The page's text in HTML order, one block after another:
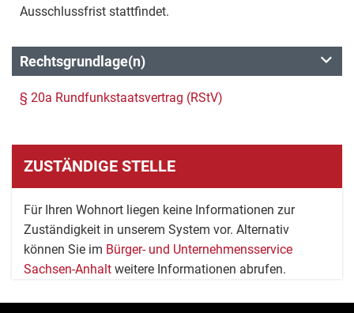
Ausschlussfrist stattfindet.
Rechtsgrundlage(n)
§ 20a Rundfunkstaatsvertrag (RStV)
ZUSTÄNDIGE STELLE
Für Ihren Wohnort liegen keine Informationen zur
Zuständigkeit in unserem System vor. Alternativ
können Sie im Bürger- und Unternehmensservice
Sachsen-Anhalt weitere Informationen abrufen.